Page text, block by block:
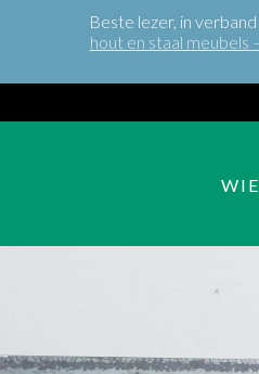
Beste lezer, in
hout en staal meubels